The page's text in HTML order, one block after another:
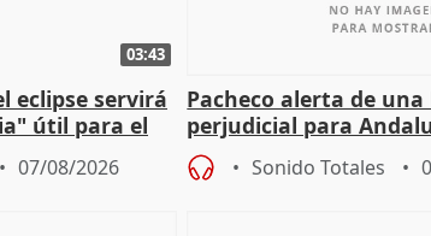
03:43
eclipse servirá
útil para el
07/08/2026
Pacheco alerta de una
perjudicial para
agricultura hay que
Sonido Totales